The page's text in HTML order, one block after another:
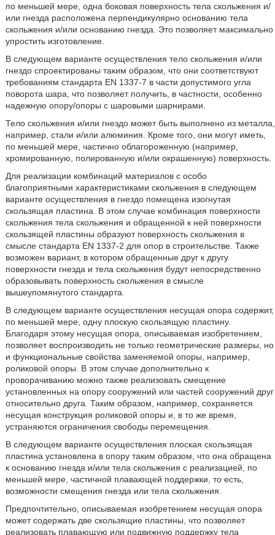
по меньшей мере, одна боковая поверхность тела скольжения и/
или гнезда расположена перпендикулярно основанию тела
скольжения и/или основанию гнезда. Это позволяет максимально
упростить изготовление.
В следующем варианте осуществления тело скольжения и/или
гнездо спроектированы таким образом, что они соответствуют
требованиям стандарта EN 1337-7 в части допустимого угла
поворота шара, что позволяет получить, в частности, особенно
надежную опору/опоры с шаровыми шарнирами.
Тело скольжения и/или гнездо может быть выполнено из металла,
например, стали и/или алюминия. Кроме того, они могут иметь,
по меньшей мере, частично облагороженную (например,
хромированную, полированную и/или окрашенную) поверхность.
Для реализации комбинаций материалов с особо
благоприятными характеристиками скольжения в следующем
варианте осуществления в гнездо помещена изогнутая
скользящая пластина. В этом случае комбинация поверхности
скольжения тела скольжения и обращенной к ней поверхности
скользящей пластины образуют поверхность скольжения в
смысле стандарта EN 1337-2 для опор в строительстве. Также
возможен вариант, в котором обращенные друг к другу
поверхности гнезда и тела скольжения будут непосредственно
образовывать поверхность скольжения в смысле
вышеупомянутого стандарта.
В следующем варианте осуществления несущая опора содержит,
по меньшей мере, одну плоскую скользящую пластину.
Благодаря этому несущая опора, описываемая изобретением,
позволяет воспроизводить не только геометрические размеры, но
и функциональные свойства заменяемой опоры, например,
роликовой опоры. В этом случае дополнительно к
проворачиванию можно также реализовать смещение
установленных на опору сооружений или частей сооружений друг
относительно друга. Таким образом, например, сохраняется
несущая конструкция роликовой опоры и, в то же время,
устраняются ограничения свободы перемещения.
В следующем варианте осуществления плоская скользящая
пластина установлена в опору таким образом, что она обращена
к основанию гнезда и/или тела скольжения с реализацией, по
меньшей мере, частичной плавающей поддержки, то есть,
возможности смещения гнезда или тела скольжения.
Предпочтительно, описываемая изобретением несущая опора
может содержать две скользящие пластины, что позволяет
реализовать плавающую или подвижную поддержку тела